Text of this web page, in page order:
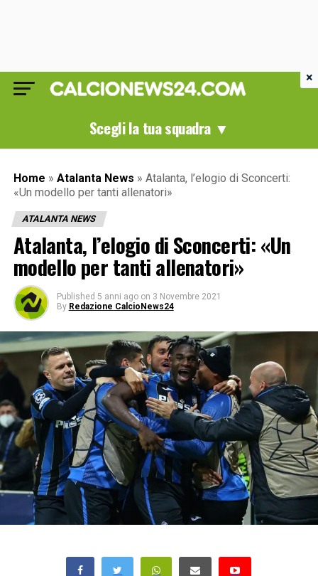
Scegli la tua squadra ▼
Home » Atalanta News » Atalanta, l’elogio di Sconcerti:
«Un modello per tanti allenatori»
ATALANTA NEWS
Atalanta, l’elogio di Sconcerti: «Un
modello per tanti allenatori»
Published 5 anni ago on 3 Novembre 2021
By Redazione CalcioNews24
×